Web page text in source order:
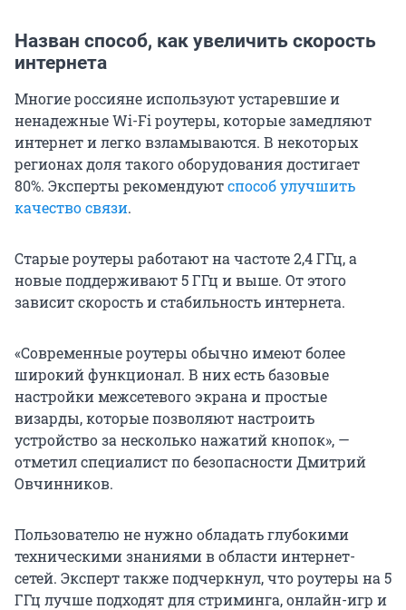
Назван способ, как увеличить скорость
интернета
Многие россияне используют устаревшие и
ненадежные Wi-Fi роутеры, которые замедляют
интернет и легко взламываются. В некоторых
регионах доля такого оборудования достигает
80%. Эксперты рекомендуютспособ улучшить
качество связи.
Старые роутеры работают на частоте 2,4 ГГц, а
новые поддерживают 5 ГГц и выше. От этого
зависит скорость и стабильность интернета.
«Современные роутеры обычно имеют более
широкий функционал. В них есть базовые
настройки межсетевого экрана и простые
визарды, которые позволяют настроить
устройство за несколько нажатий кнопок», —
отметил специалист по безопасности Дмитрий
Овчинников.
Пользователю не нужно обладать глубокими
техническими знаниями в области интернет-
сетей. Эксперт также подчеркнул, что роутеры на 5
ГГц лучше подходят для стриминга, онлайн-игр и